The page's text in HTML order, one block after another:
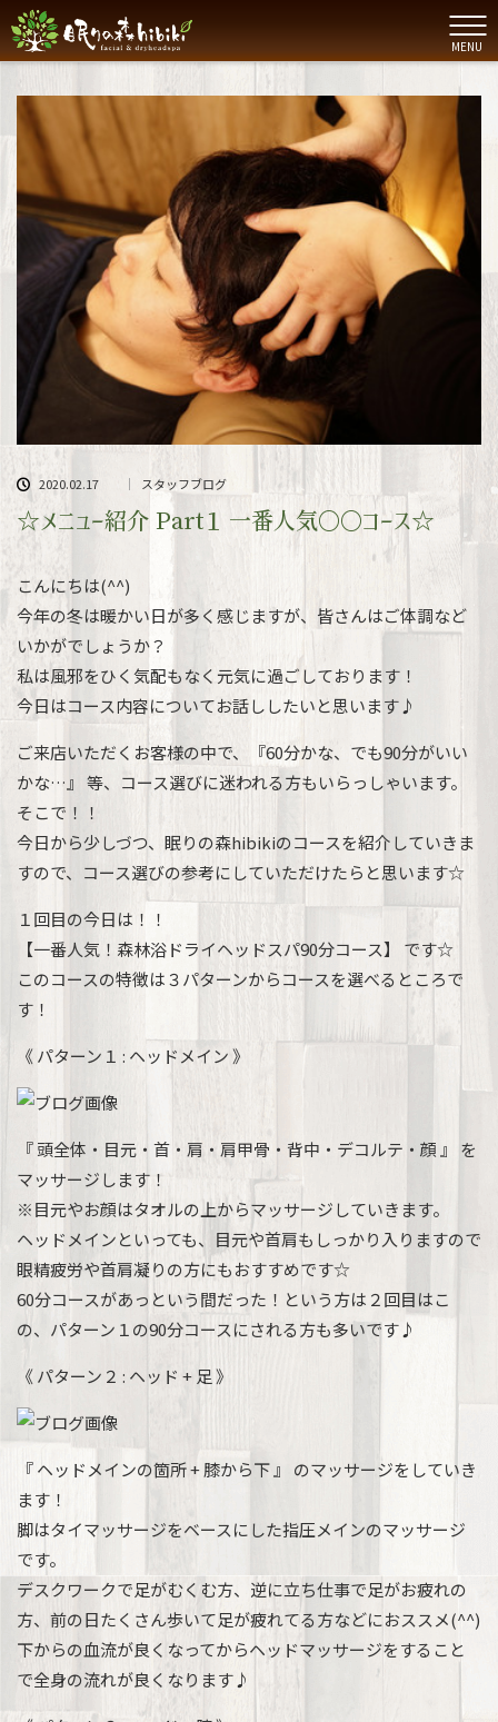
MENU
2020.02.17 スタッフブログ
☆メニュー紹介 Part１ 一番人気〇〇コース☆
こんにちは(^^)
今年の冬は暖かい日が多く感じますが、皆さんはご体調など
いかがでしょうか？
私は風邪をひく気配もなく元気に過ごしております！
今日はコース内容についてお話ししたいと思います♪
ご来店いただくお客様の中で、『60分かな、でも90分がいい
かな…』 等、コース選びに迷われる方もいらっしゃいます。
そこで！！
今日から少しづつ、眠りの森hibikiのコースを紹介していきま
すので、コース選びの参考にしていただけたらと思います☆
１回目の今日は！！
【一番人気！森林浴ドライヘッドスパ90分コース】 です☆
このコースの特徴は３パターンからコースを選べるところで
す！
《 パターン１ : ヘッドメイン 》
『 頭全体・目元・首・肩・肩甲骨・背中・デコルテ・顔 』 を
マッサージします！
※目元やお顔はタオルの上からマッサージしていきます。
ヘッドメインといっても、目元や首肩もしっかり入りますので
眼精疲労や首肩凝りの方にもおすすめです☆
60分コースがあっという間だった！という方は２回目はこ
の、パターン１の90分コースにされる方も多いです♪
《 パターン２ : ヘッド + 足 》
『 ヘッドメインの箇所 + 膝から下 』 のマッサージをしていき
ます！
脚はタイマッサージをベースにした指圧メインのマッサージ
です。
デスクワークで足がむくむ方、逆に立ち仕事で足がお疲れの
方、前の日たくさん歩いて足が疲れてる方などにおススメ(^^)
下からの血流が良くなってからヘッドマッサージをすること
で全身の流れが良くなります♪